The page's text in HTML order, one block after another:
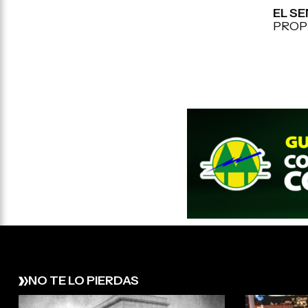
EL
NO TE LO PIERDAS